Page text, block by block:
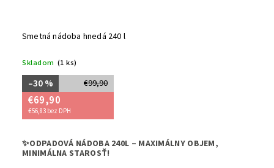
Smetná nádoba hnedá 240 l
Skladom (1 ks)
€99,90
–30 %
€69,90
€56,83 bez DPH
✨ODPADOVÁ NÁDOBA 240L – MAXIMÁLNY OBJEM,
MINIMÁLNA STAROSŤ!